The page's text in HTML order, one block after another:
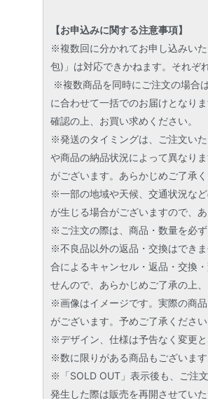
【お申込みに関する注意事項】
※複数回に分かれてお申し込みい
包)」は対応できかねます。それぞ
※複数商品を同時にご注文の場合
に合わせて一括でのお届けとなり
確認の上、お買い求めください。
※発送のタイミングは、ご注文い
や商品の納品状況によって異なり
がございます。あらかじめご了承く
※一部の地域や天候、交通状況な
が生じる場合がございますので、
※ご注文の際は、商品・数量を必ず
※不良品以外の返品・交換はでき
合によるキャンセル・返品・交換
せんので、あらかじめご了承の上、
※画像はイメージです。実際の商
がございます。予めご了承ください
※デザイン、仕様は予告なく変更と
※数に限りがある商品もございま
※「SOLD OUT」表示後も、ご注
発生した際は販売を再開させてい